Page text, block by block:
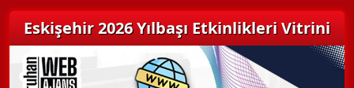
Eskişehir 2026 Yılbaşı Etkinlikleri Vitrini